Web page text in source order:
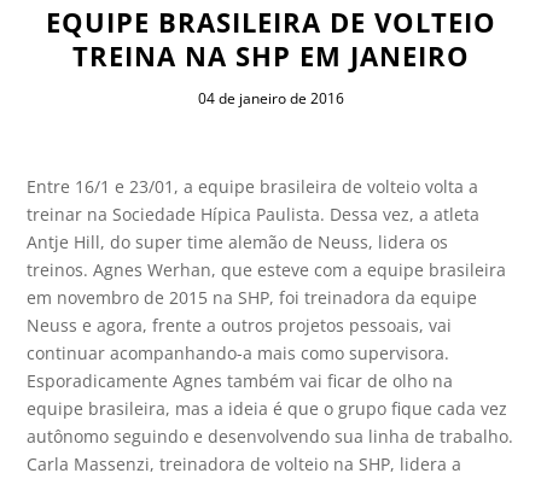
EQUIPE BRASILEIRA DE VOLTEIO
TREINA NA SHP EM JANEIRO
04 de janeiro de 2016
Entre 16/1 e 23/01, a equipe brasileira de volteio volta a
treinar na Sociedade Hípica Paulista. Dessa vez, a atleta
Antje Hill, do super time alemão de Neuss, lidera os
treinos. Agnes Werhan, que esteve com a equipe brasileira
em novembro de 2015 na SHP, foi treinadora da equipe
Neuss e agora, frente a outros projetos pessoais, vai
continuar acompanhando-a mais como supervisora.
Esporadicamente Agnes também vai ficar de olho na
equipe brasileira, mas a ideia é que o grupo fique cada vez
autônomo seguindo e desenvolvendo sua linha de trabalho.
Carla Massenzi, treinadora de volteio na SHP, lidera a